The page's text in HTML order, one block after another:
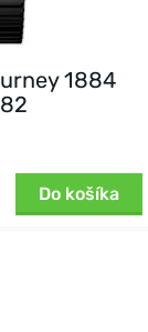
1884
Do košíka